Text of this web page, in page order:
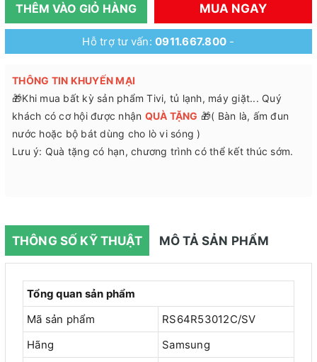
THÊM VÀO GIỎ HÀNG MUA NGAY
Hỗ trợ tư vấn:0911.667.800 -
THÔNG TIN KHUYẾN MẠI
🎁Khi mua bất kỳ sản phẩm Tivi, tủ lạnh, máy giặt... Quý
khách có cơ hội được nhận QUÀ TẶNG 🎁( Bàn là, ấm đun
nước hoặc bộ bát dùng cho lò vi sóng )
Lưu ý: Quà tặng có hạn, chương trình có thể kết thúc sớm.
THÔNG SỐ KỸ THUẬT MÔ TẢ SẢN PHẨM
Tổng quan sản phẩm
Mã sản phẩm
RS64R53012C/SV
Hãng
Samsung